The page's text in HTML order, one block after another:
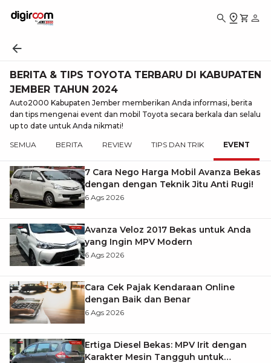
BERITA & TIPS TOYOTA TERBARU DI KABUPATEN
JEMBER TAHUN 2024
Auto2000 Kabupaten Jember memberikan Anda informasi, berita
dan tips mengenai event dan mobil Toyota secara berkala dan selalu
up to date untuk Anda nikmati!
SEMUA BERITA REVIEW TIPS DAN TRIK EVENT
7 Cara Nego Harga Mobil Avanza Bekas
dengan dengan Teknik Jitu Anti Rugi!
6 Ags 2026
Avanza Veloz 2017 Bekas untuk Anda
yang Ingin MPV Modern
6 Ags 2026
Cara Cek Pajak Kendaraan Online
dengan Baik dan Benar
6 Ags 2026
Ertiga Diesel Bekas: MPV Irit dengan
Karakter Mesin Tangguh untuk